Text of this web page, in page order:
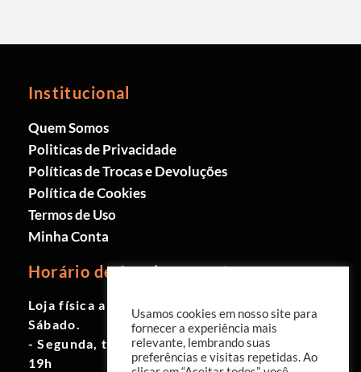
Institucional
Quem Somos
Politicas de Privacidade
Políticas de Trocas e Devoluções
Política de Cookies
Termos de Uso
Minha Conta
Horário de funcionamento
Loja física aberta de Segunda à
Sábado.
- Segunda, terça e quinta das 9h às
19h
Usamos cookies em nosso site para
fornecer a experiência mais
relevante, lembrando suas
preferências e visitas repetidas. Ao